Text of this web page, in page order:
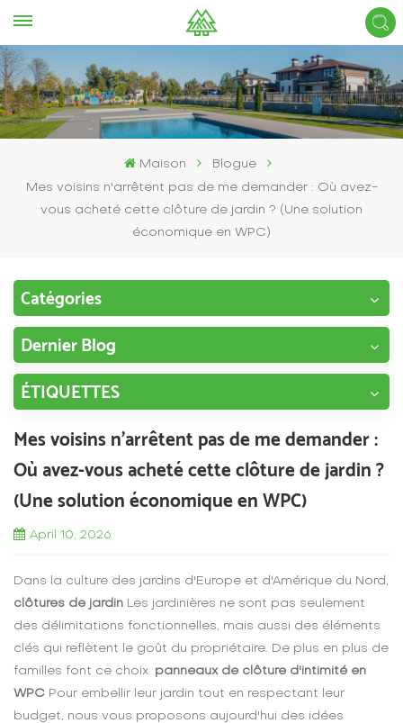
Maison
Blogue
Mes voisins n'arrêtent pas de me demander : Où avez-
vous acheté cette clôture de jardin ? (Une solution
économique en WPC)
Catégories
Dernier Blog
ÉTIQUETTES
Mes voisins n'arrêtent pas de me demander :
Où avez-vous acheté cette clôture de jardin ?
(Une solution économique en WPC)
April 10, 2026
Dans la culture des jardins d'Europe et d'Amérique du Nord,
clôtures de jardin Les jardinières ne sont pas seulement
des délimitations fonctionnelles, mais aussi des éléments
clés qui reflètent le goût du propriétaire. De plus en plus de
familles font ce choix. panneaux de clôture d'intimité en
WPC Pour embellir leur jardin tout en respectant leur
budget, nous vous proposons aujourd'hui des idées